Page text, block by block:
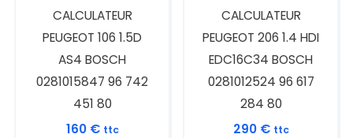
CALCULATEUR
PEUGEOT 106 1.5D
AS4 BOSCH
0281015847 96 742
451 80
160 € ttc
CALCULATEUR
PEUGEOT 206 1.4 HDI
EDC16C34 BOSCH
0281012524 96 617
284 80
290 € ttc